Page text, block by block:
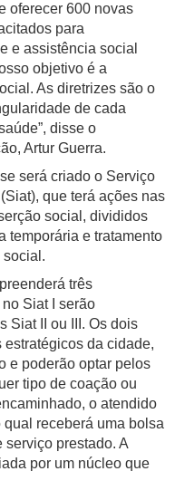
oferecer 600 novas
para
e assistência social
objetivo é a
As diretrizes são o
de cada
disse o
Artur Guerra.
será criado o Serviço
que terá ações nas
social, divididos
temporária e tratamento
social.
três
Siat I serão
Siat II ou III. Os dois
da cidade,
e poderão optar pelos
tipo de coação ou
o atendido
receberá uma bolsa
serviço prestado. A
por um núcleo que